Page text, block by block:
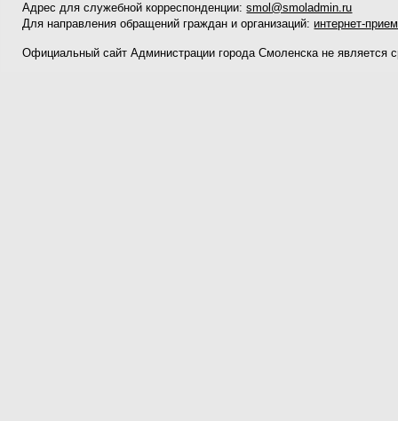
Адрес для служебной корреспонденции:smol@smoladmin.ru
Для направления обращений граждан и организаций: интернет-
Официальный сайт Администрации города Смоленска не является